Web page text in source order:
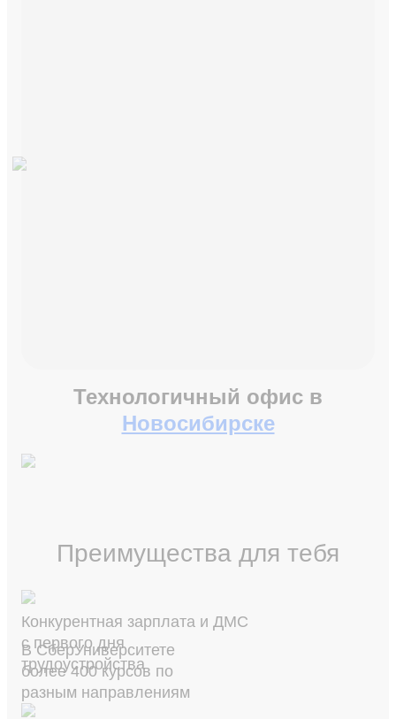
Технологичный офис в
Новосибирске
Преимущества для тебя
Конкурентная зарплата и ДМС
с первого дня
трудоустройства
В СберУниверситете
более 400 курсов по
разным направлениям